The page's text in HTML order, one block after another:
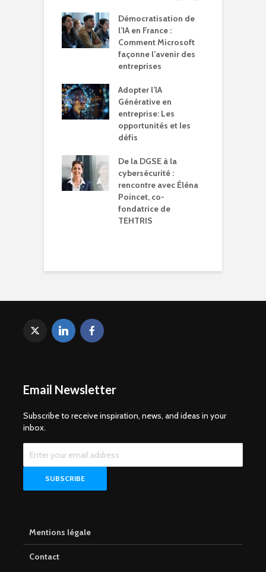
Démocratisation de
l’IA en France :
Comment Microsoft
façonne l’avenir des
entreprises
Adopter l’IA
Générative en
entreprise: Les
opportunités et les
défis
De la DGSE à la
cybersécurité :
rencontre avec Éléna
Poincet, co-
fondatrice de
TEHTRIS
Email Newsletter
Subscribe to receive inspiration, news, and ideas in your
inbox.
Mentions légale
Contact